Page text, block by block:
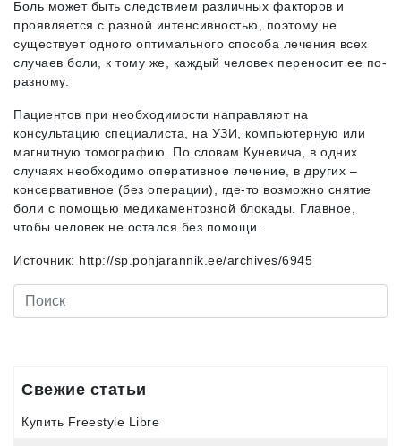
Боль может быть следствием различных факторов и
проявляется с разной интенсивностью, поэтому не
существует одного оптимального способа лечения всех
случаев боли, к тому же, каждый человек переносит ее по-
разному.
Пациентов при необходимости направляют на
консультацию специалиста, на УЗИ, компьютерную или
магнитную томографию. По словам Куневича, в одних
случаях необходимо оперативное лечение, в других –
консервативное (без операции), где-то возможно снятие
боли с помощью медикаментозной блокады. Главное,
чтобы человек не остался без помощи.
Источник: http://sp.pohjarannik.ee/archives/6945
Свежие статьи
Купить Freestyle Libre